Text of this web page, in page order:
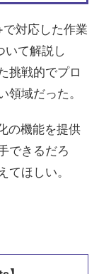
対応した作業
て解説し
挑戦的でプロ
領域だった。
の機能を提供
できるだろ
てほしい。